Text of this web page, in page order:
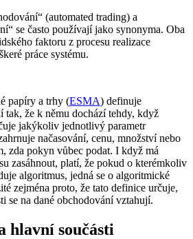
(automated trading) a
se často používají jako synonyma. Oba
faktoru z procesu realizace
práce systému.
papíry a trhy (ESMA) definuje
tak, že k němu dochází tehdy, když
jakýkoliv jednotlivý parametr
načasování, cenu, množství nebo
zda pokyn vůbec podat. I když má
zasáhnout, platí, že pokud o kterémkoliv
algoritmus, jedná se o algoritmické
zejména proto, že tato definice určuje,
se na dané obchodování vztahují.
hlavní součásti